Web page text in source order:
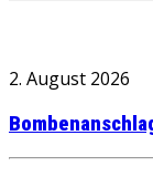
2. August 2026